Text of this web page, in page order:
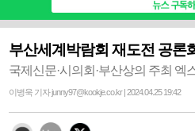
부산세계박람회 재도전 공론
국제신문·시의회·부산상의 주최 엑
이병욱 기자 junny97@kookje.co.kr | 2024.04.25 19:42